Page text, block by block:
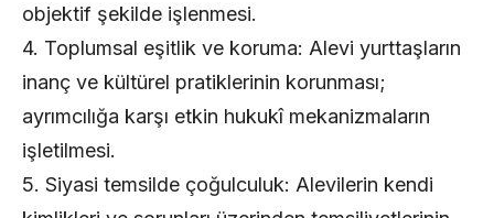
objektif şekilde işlenmesi.
4. Toplumsal eşitlik ve koruma: Alevi yurttaşların
inanç ve kültürel pratiklerinin korunması;
ayrımcılığa karşı etkin hukukî mekanizmaların
işletilmesi.
5. Siyasi temsilde çoğulculuk: Alevilerin kendi